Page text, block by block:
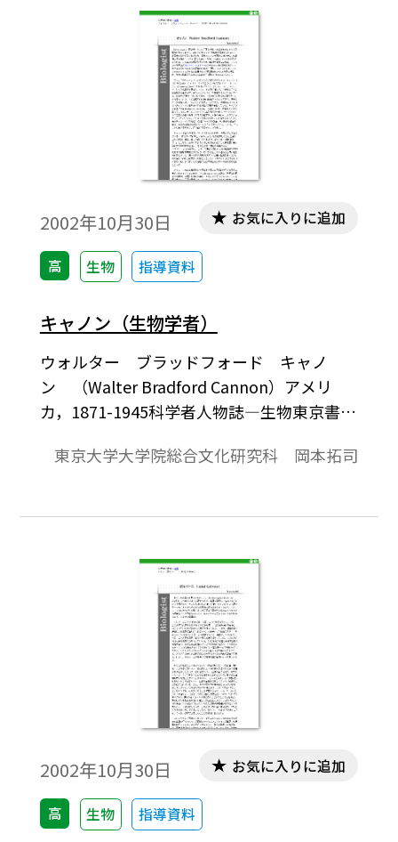
ラン級の業績を挙げた20世紀最高の生化学
者の一人である。第二次世界大戦中は平和
のためスパイ活動をしたり，戦後はハンガ
リー大統領候補に推されたが，ソビエト共
産主義に反抗してアメリカに亡命した。ベ
トナム戦争反対運動をしたり，4回も結婚し
た波瀾万丈の生涯を送ったロマンの人であ
る。セント・ジェルジは，1893年9月16日，
3代基礎医学教授が続いたブダペストの名門
に生を受けた。ブダペスト大学医学部に進
学，伯父（解剖学教授）の指導下で20歳に
して組織学の学術論文を発表した。生命現
象の解明をめざして，彼は，生理学，薬理
学，細菌学，物理化学を学んだ。第一次世
界大戦に軍医として出征したセント・ジェ
ルジは，わざと自らの左腕を銃撃して負傷
し，除隊した。以来，彼の平和を願う信念
2002年10月30日
高 生物 指導資料
お気に入りに追加
キャノン（生物学者）
ウォルター ブラッドフォード キャノ
ン （Walter Bradford Cannon）アメリ
カ，1871-1945科学者人物誌―生物東京書籍
いう言葉は生物字を学ぶものにとって耳慣
体が間断ない外的，内的環境の変化を受け
した状態に保つ働き”（『万有百科大事典・
動物』小学館）といった説明がみられる。
この事典の解説を書かれた川島誠一郎氏に
よれば，フランスの生理学者クロード・ベ
ルナールの“体液の状態は環境が変化しても
一定に保たれるような調節能がある”（同
上）という考えを，アメリカのキャノンが
さらに発展させて“恒温動物における体温の
恒常性，生物の防衛手段にもあてはめ
た”（同上）ものであるという。
東京大学大学院総合文化研究科 岡本拓司
2002年10月30日
高 生物 指導資料
お気に入りに追加